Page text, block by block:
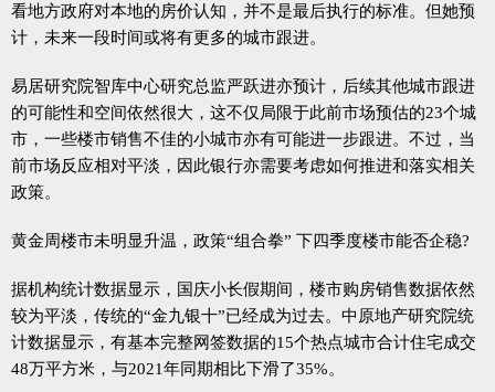
看地方政府对本地的房价认知，并不是最后执行的标准。但她预
计，未来一段时间或将有更多的城市跟进。
易居研究院智库中心研究总监严跃进亦预计，后续其他城市跟进
的可能性和空间依然很大，这不仅局限于此前市场预估的23个城
市，一些楼市销售不佳的小城市亦有可能进一步跟进。不过，当
前市场反应相对平淡，因此银行亦需要考虑如何推进和落实相关
政策。
黄金周楼市未明显升温，政策“组合拳” 下四季度楼市能否企稳?
据机构统计数据显示，国庆小长假期间，楼市购房销售数据依然
较为平淡，传统的“金九银十”已经成为过去。中原地产研究院统
计数据显示，有基本完整网签数据的15个热点城市合计住宅成交
48万平方米，与2021年同期相比下滑了35%。